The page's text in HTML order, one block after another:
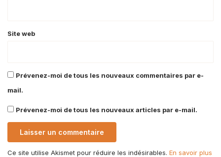
Site web
Prévenez-moi de tous les nouveaux commentaires par e-
mail.
Prévenez-moi de tous les nouveaux articles par e-mail.
Ce site utilise Akismet pour réduire les indésirables. En savoir plus